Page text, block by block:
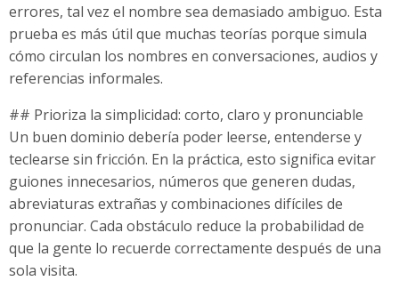
errores, tal vez el nombre sea demasiado ambiguo. Esta
prueba es más útil que muchas teorías porque simula
cómo circulan los nombres en conversaciones, audios y
referencias informales.
## Prioriza la simplicidad: corto, claro y pronunciable
Un buen dominio debería poder leerse, entenderse y
teclearse sin fricción. En la práctica, esto significa evitar
guiones innecesarios, números que generen dudas,
abreviaturas extrañas y combinaciones difíciles de
pronunciar. Cada obstáculo reduce la probabilidad de
que la gente lo recuerde correctamente después de una
sola visita.